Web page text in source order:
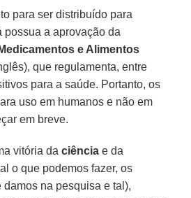
para ser distribuído para
possua a aprovação da
e Alimentos
que regulamenta, entre
para a saúde. Portanto, os
uso em humanos e não em
em breve.
vitória daciência e da
o que podemos fazer, os
na pesquisa e tal),